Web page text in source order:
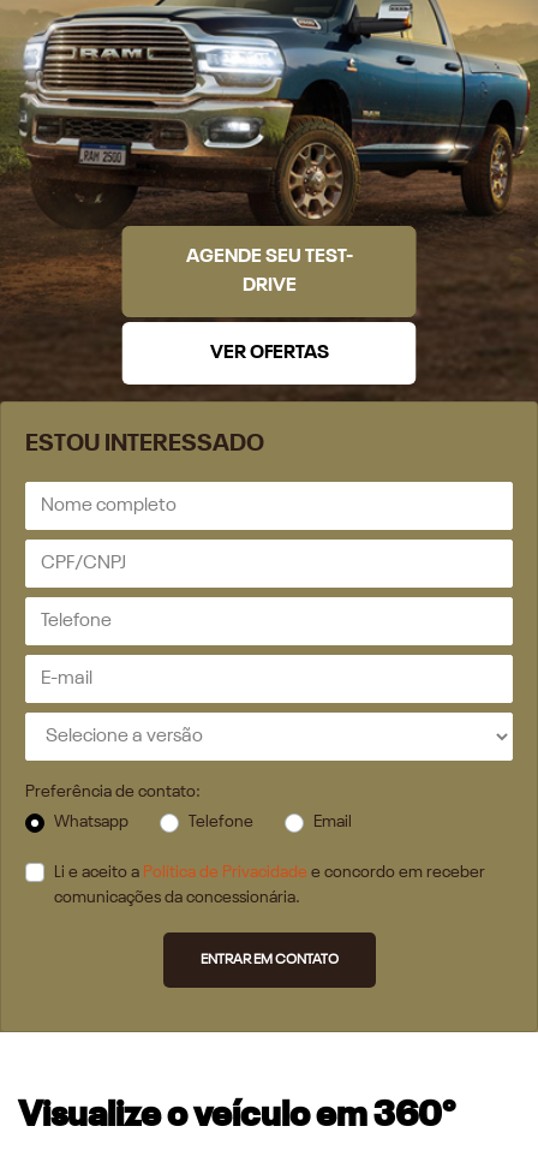
ESTOU INTERESSADO
Preferência de contato:
Whatsapp
Telefone Email
Li e aceito a Política de Privacidade e concordo em receber
comunicações da concessionária.
ENTRAR EM CONTATO
AGENDE SEU TEST-
DRIVE
VER OFERTAS
Visualize o veículo em 360°